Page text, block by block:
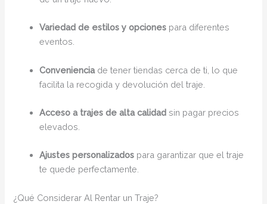
Variedad de estilos y opciones para diferentes
eventos.
Convenienciade tener tiendas cerca de ti, lo que
facilita la recogida y devolución del traje.
Acceso a trajes de alta calidad sin pagar precios
elevados.
Ajustes personalizados para garantizar que el traje
te quede perfectamente.
¿Qué Considerar Al Rentar un Traje?